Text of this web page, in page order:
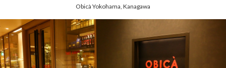
Obicà Yokohama, Kanagawa